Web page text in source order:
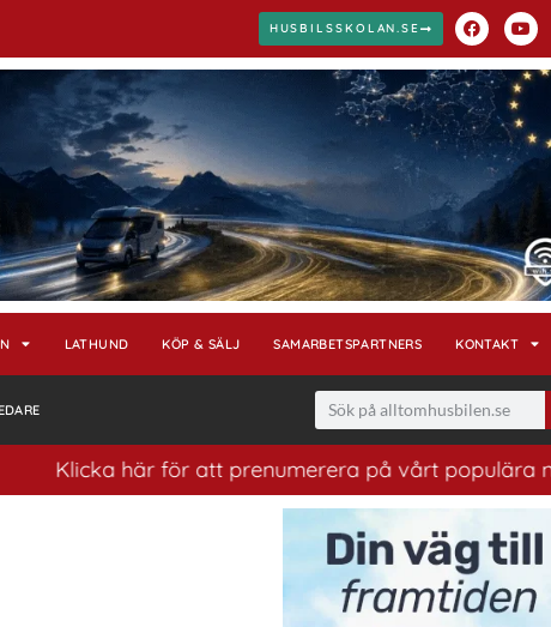
HUSBILSSKOLAN.SE
LATHUND KÖP & SÄLJ SAMARBETSPARTNERS KONTAKT
här för att prenumerera på vårt populära